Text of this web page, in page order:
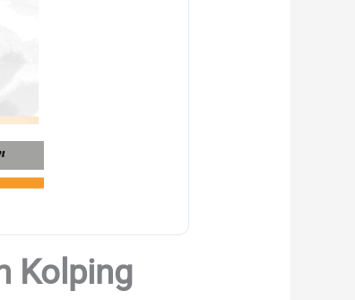
Kolping